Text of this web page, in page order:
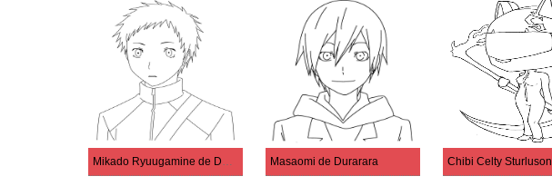
Mikado Ryuugamine de Durarara Masaomi de Durarara Chibi Celty Sturluson